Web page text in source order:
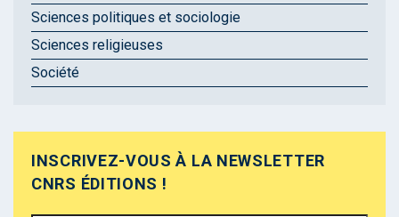
Sciences politiques et sociologie
Sciences religieuses
Société
INSCRIVEZ-VOUS À LA NEWSLETTER
CNRS ÉDITIONS !